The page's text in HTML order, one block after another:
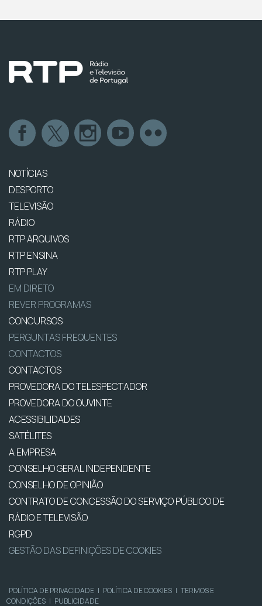
NOTÍCIAS
DESPORTO
TELEVISÃO
RÁDIO
RTP ARQUIVOS
RTP ENSINA
RTP PLAY
EM DIRETO
REVER PROGRAMAS
CONCURSOS
PERGUNTAS FREQUENTES
CONTACTOS
CONTACTOS
PROVEDORA DO TELESPECTADOR
PROVEDORA DO OUVINTE
ACESSIBILIDADES
SATÉLITES
A EMPRESA
CONSELHO GERAL INDEPENDENTE
CONSELHO DE OPINIÃO
CONTRATO DE CONCESSÃO DO SERVIÇO PÚBLICO DE
RÁDIO E TELEVISÃO
RGPD
GESTÃO DAS DEFINIÇÕES DE COOKIES
POLÍTICA DE PRIVACIDADE | POLÍTICA DE COOKIES | TERMOS E
CONDIÇÕES | PUBLICIDADE